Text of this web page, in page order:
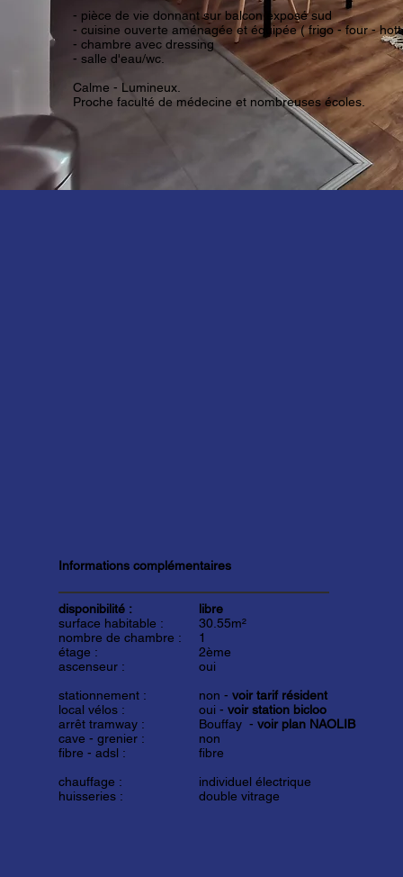
- pièce de vie donnant sur balcon exposé sud
- cuisine ouverte aménagée et équipée ( frigo - four -
- chambre avec dressing
- salle d'eau/wc.
Calme - Lumineux.
Proche faculté de médecine et nombreuses écoles.
Informations complémentaires
disponibilité :
surface habitable :
nombre de chambre :
étage :
ascenseur :
stationnement :
local vélos :
arrêt tramway :
cave - grenier :
fibre - adsl :
chauffage :
huisseries :
libre
30.55m²
1
2ème
oui
non - voir tarif résident
oui - voir station bicloo
Bouffay - voir plan NAOLIB
non
fibre
individuel électrique
double vitrage